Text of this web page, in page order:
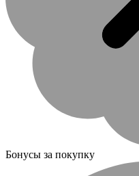
Бонусы за покупку